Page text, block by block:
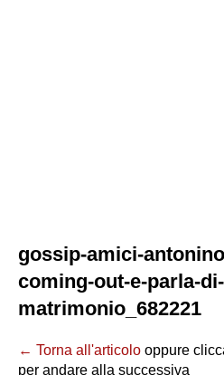
gossip-amici-
coming-out-e-parla-di-
matrimonio_682221
← Torna all'articolo oppure
per andare alla successiva